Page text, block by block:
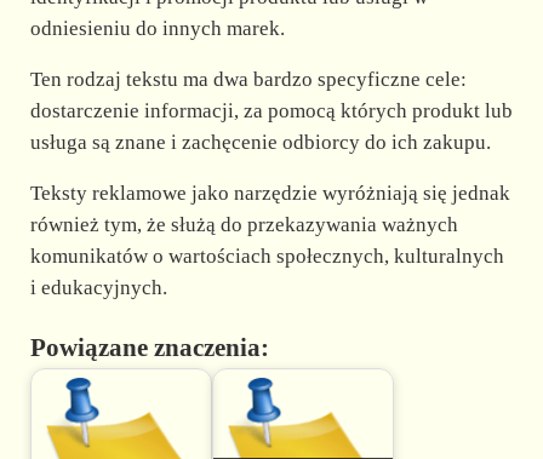
odniesieniu do innych marek.
Ten rodzaj tekstu ma dwa bardzo specyficzne cele:
dostarczenie informacji, za pomocą których produkt lub
usługa są znane i zachęcenie odbiorcy do ich zakupu.
Teksty reklamowe jako narzędzie wyróżniają się jednak
również tym, że służą do przekazywania ważnych
komunikatów o wartościach społecznych, kulturalnych
i edukacyjnych.
Powiązane znaczenia: